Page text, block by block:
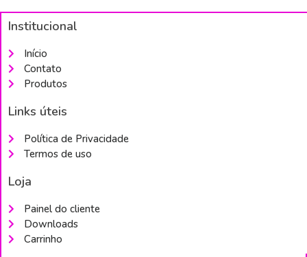
Institucional
Início
Contato
Produtos
Links úteis
Política de Privacidade
Termos de uso
Loja
Painel do cliente
Downloads
Carrinho